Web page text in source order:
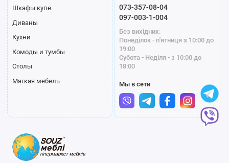
Шкафы купе
Диваны
Кухни
Комоды и тумбы
Столы
Мягкая мебель
073-357-08-04
097-003-1-004
Без вихідних:
Понеділок - п'ятниця з 10:00 до
19:00
Субота - Неділя - з 10:00 до
18:00
Мы в сети